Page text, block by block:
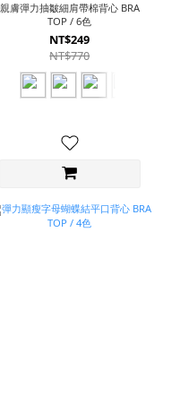
親膚彈力抽皺細肩帶棉背心 BRA
TOP / 6色
NT$249
NT$770